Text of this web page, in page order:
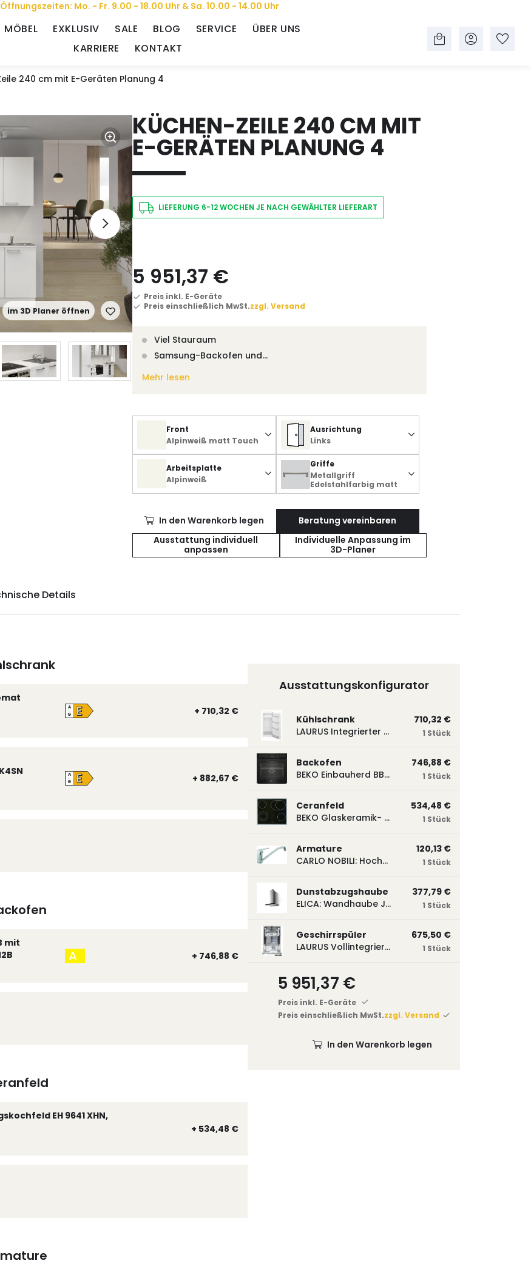
Mo. - Fr. 9.00 - 18.00 Uhr & Sa. 10.00 - 14.00 Uhr
MÖBEL EXKLUSIV SALE BLOG SERVICE
ÜBER UNS
KARRIERE
KONTAKT
240 cm mit E-Geräten Planung 4
im 3D Planer öffnen
KÜCHEN-ZEILE 240 CM MIT
E-GERÄTEN PLANUNG 4
LIEFERUNG 6-12 WOCHEN JE NACH GEWÄHLTER LIEFERART
5 951,37 €
Preis inkl. E-Geräte
Preis einschließlich MwSt.zzgl. Versand
Viel Stauraum
Samsung-Backofen und…
Mehr lesen
Front
Alpinweiß matt Touch
Ausrichtung
Links
Arbeitsplatte
Alpinweiß
Griffe
Metallgriff
Edelstahlfarbig matt
In den Warenkorb legen
Beratung vereinbaren
Ausstattung individuell
anpassen
Individuelle Anpassung im
3D-Planer
Details
A
↑
G E + 710,32 €
A
↑
G E + 882,67 €
mit
A + 746,88 €
EH 9641 XHN,
+ 534,48 €
Ausstattungskonfigurator
Kühlschrank
LAURUS Integrierter Kühlautomat LKG122E LKG122E
710,32 €
1 Stück
Backofen
BEKO Einbauherd BBUM113N2B mit Hydrolyse, Schwarz BBUM113N2B
746,88 €
1 Stück
Ceranfeld
BEKO Glaskeramik- Strahlungskochfeld EH 9641 XHN, herdgebunden EH9641XHN
534,48 €
1 Stück
Armature
CARLO NOBILI: Hochdruck- Einhebelmischbatterie Blue, Mischbatterie verchromt 17770
120,13 €
1 Stück
Dunstabzugshaube
ELICA: Wandhaube JOYE 60-A,600 mm breit Edelstahl JOYE60A
377,79 €
1 Stück
Geschirrspüler
LAURUS Vollintegrierter Geschirrspüler LSV45-3, 450 mm breit, 3 Programme LSV45-3
675,50 €
1 Stück
5 951,37 €
Preis inkl. E-Geräte
Preis einschließlich MwSt.zzgl. Versand
In den Warenkorb legen